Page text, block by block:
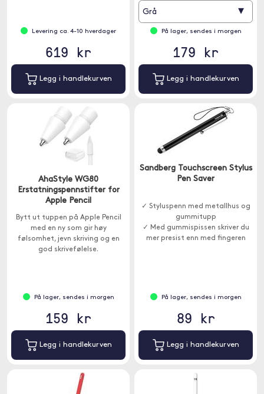
Levering ca. 4-10 hverdager
619 kr
Legg i handlekurven
Grå ▾
På lager, sendes i morgen
179 kr
Legg i handlekurven
AhaStyle WG80
Erstatningspennstifter for
Apple Pencil
Bytt ut tuppen på Apple Pencil
med en ny som gir høy
følsomhet, jevn skriving og en
god skrivefølelse.
På lager, sendes i morgen
159 kr
Legg i handlekurven
Sandberg Touchscreen Stylus
Pen Saver
✓ Styluspenn med metallhus og
gummitupp
✓ Med gummispissen skriver du
mer presist enn med fingeren
På lager, sendes i morgen
89 kr
Legg i handlekurven